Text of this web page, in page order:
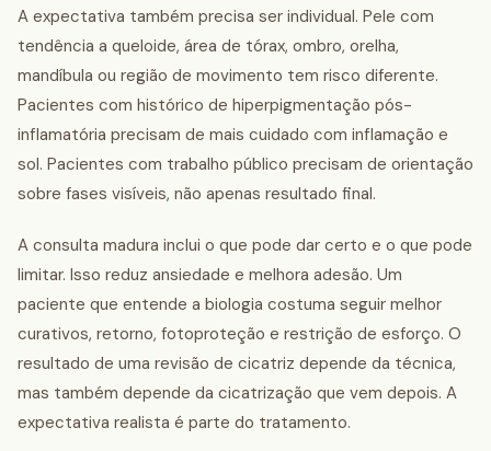
A expectativa também precisa ser individual. Pele com
tendência a queloide, área de tórax, ombro, orelha,
mandíbula ou região de movimento tem risco diferente.
Pacientes com histórico de hiperpigmentação pós-
inflamatória precisam de mais cuidado com inflamação e
sol. Pacientes com trabalho público precisam de orientação
sobre fases visíveis, não apenas resultado final.
A consulta madura inclui o que pode dar certo e o que pode
limitar. Isso reduz ansiedade e melhora adesão. Um
paciente que entende a biologia costuma seguir melhor
curativos, retorno, fotoproteção e restrição de esforço. O
resultado de uma revisão de cicatriz depende da técnica,
mas também depende da cicatrização que vem depois. A
expectativa realista é parte do tratamento.